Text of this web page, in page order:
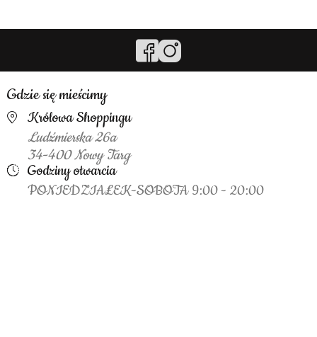
Gdzie się mieścimy
Królowa Shoppingu
Ludźmierska 26a
34-400 Nowy Targ
Godziny otwarcia
PONIEDZIAŁEK-SOBOTA 9:00 - 20:00